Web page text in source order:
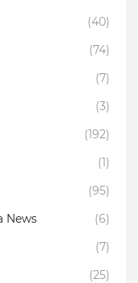
(40)
(74)
(7)
(3)
(192)
(1)
(95)
News
(6)
(7)
(25)